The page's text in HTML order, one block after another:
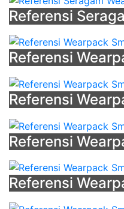
Referensi
Referensi
Referensi
Referensi
Referensi